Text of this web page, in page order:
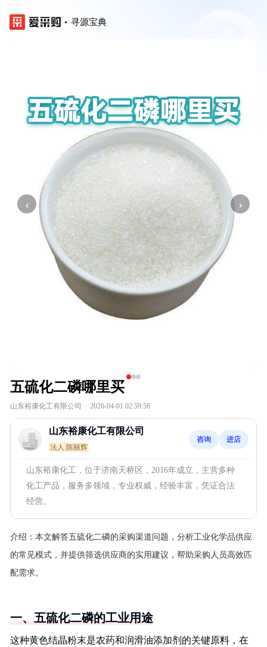
寻源宝典
‹ ›
五硫化二磷哪里买
山东裕康化工有限公司 · 2026-04-01 02:59:56
山东裕康化工有限公司
法人:陈丽辉
咨询 进店
山东裕康化工，位于济南天桥区，2016年成立，主营多种
化工产品，服务多领域，专业权威，经验丰富，凭证合法
经营。
介绍： 本文解答五硫化二磷的采购渠道问题，分析工业化学品供应
的常见模式，并提供筛选供应商的实用建议，帮助采购人员高效匹
配需求。
一、五硫化二磷的工业用途
这种黄色结晶粉末是农药和润滑油添加剂的关键原料，在